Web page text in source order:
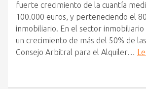
fuerte crecimiento de la cuantía
100.000 euros, y perteneciendo el
inmobiliario. En el sector
un crecimiento de más del 50% de
Consejo Arbitral para el Alquiler…